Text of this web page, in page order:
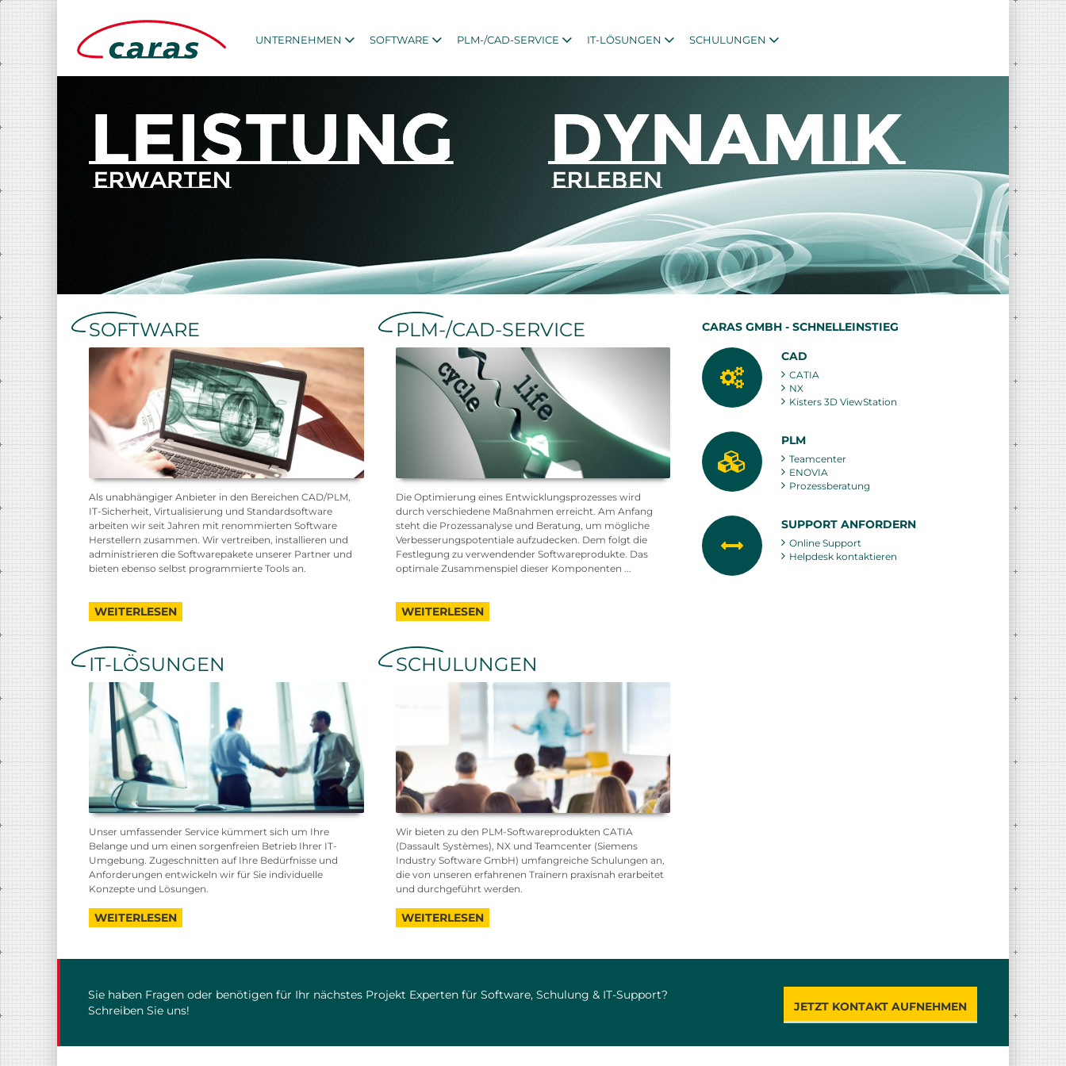
UNTERNEHMEN SOFTWARE PLM-/CAD-SERVICE IT-LÖSUNGEN SCHULUNGEN
CARAS GMBH - SCHNELLEINSTIEG
CAD
CATIA
NX
Kisters 3D ViewStation
PLM
Teamcenter
ENOVIA
Prozessberatung
SUPPORT ANFORDERN
Online Support
Helpdesk kontaktieren
SOFTWARE
Als unabhängiger Anbieter in den Bereichen CAD/PLM,
IT-Sicherheit, Virtualisierung und Standardsoftware
arbeiten wir seit Jahren mit renommierten Software
Herstellern zusammen. Wir vertreiben, installieren und
administrieren die Softwarepakete unserer Partner und
bieten ebenso selbst programmierte Tools an.
WEITERLESEN
PLM-/CAD-SERVICE
Die Optimierung eines Entwicklungsprozesses wird
durch verschiedene Maßnahmen erreicht. Am Anfang
steht die Prozessanalyse und Beratung, um mögliche
Verbesserungspotentiale aufzudecken. Dem folgt die
Festlegung zu verwendender Softwareprodukte. Das
optimale Zusammenspiel dieser Komponenten ...
WEITERLESEN
IT-LÖSUNGEN
Unser umfassender Service kümmert sich um Ihre
Belange und um einen sorgenfreien Betrieb Ihrer IT-
Umgebung. Zugeschnitten auf Ihre Bedürfnisse und
Anforderungen entwickeln wir für Sie individuelle
Konzepte und Lösungen.
WEITERLESEN
SCHULUNGEN
Wir bieten zu den PLM-Softwareprodukten CATIA
(Dassault Systèmes), NX und Teamcenter (Siemens
Industry Software GmbH) umfangreiche Schulungen an,
die von unseren erfahrenen Trainern praxisnah erarbeitet
und durchgeführt werden.
WEITERLESEN
Sie haben Fragen oder benötigen für Ihr nächstes Projekt Experten für Software, Schulung & IT-Support?
Schreiben Sie uns!
JETZT KONTAKT AUFNEHMEN